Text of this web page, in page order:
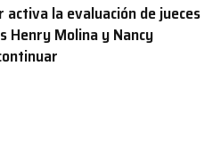
la evaluación de jueces
Henry Molina y Nancy